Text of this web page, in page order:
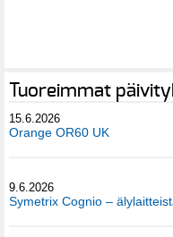
Tuoreimmat
15.6.2026
Orange OR60 UK
9.6.2026
Symetrix Cognio –